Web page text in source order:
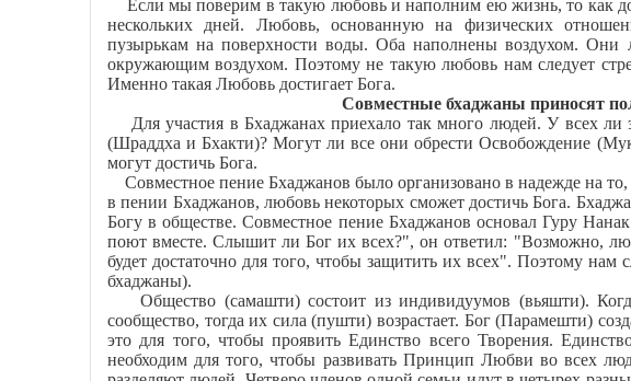
Если мы поверим в такую любовь и наполним ею жизнь, то как
нескольких дней. Любовь, основанную на физических
пузырькам на поверхности воды. Оба наполнены воздухом. Они
окружающим воздухом. Поэтому не такую любовь нам следует
Именно такая Любовь достигает Бога.
Совместные бхаджаны приносят
Для участия в Бхаджанах приехало так много людей. У всех ли
(Шраддха и Бхакти)? Могут ли все они обрести Освобождение
могут достичь Бога.
Совместное пение Бхаджанов было организовано в надежде на
в пении Бхаджанов, любовь некоторых сможет достичь Бога.
Богу в обществе. Совместное пение Бхаджанов основал Гуру
поют вместе. Слышит ли Бог их всех?", он ответил: "Возможно,
будет достаточно для того, чтобы защитить их всех". Поэтому
бхаджаны).
Общество (самашти) состоит из индивидуумов (вьяшти).
сообщество, тогда их сила (пушти) возрастает. Бог (Парамешти)
это для того, чтобы проявить Единство всего Творения.
необходим для того, чтобы развивать Принцип Любви во всех